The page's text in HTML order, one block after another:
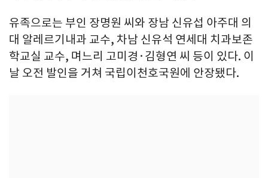
유족으로는 부인 장명원 씨와 장남 신유섭 아주대 의
대 알레르기내과 교수, 차남 신유석 연세대 치과보존
학교실 교수, 며느리 고미경·김형연 씨 등이 있다. 이
날 오전 발인을 거쳐 국립이천호국원에 안장됐다.